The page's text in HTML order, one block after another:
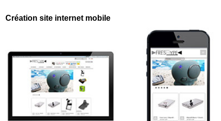
Création site internet mobile